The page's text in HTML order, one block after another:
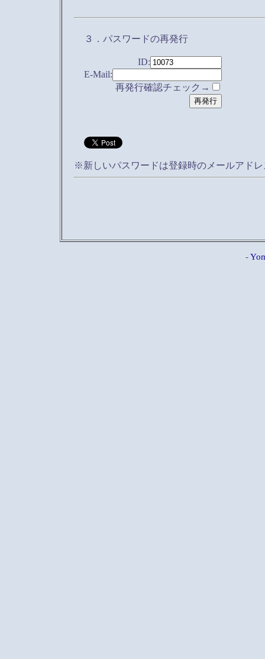
３．パスワードの再発行
ID:
E-Mail:
再発行確認チェック→
※新しいパスワードは登録時のメールアド
-